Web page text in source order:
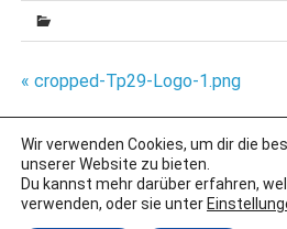
Beitragsnavigation
« cropped-Tp29-Logo-1.png
IMPRESSUM
Wir verwenden Cookies, um dir die
unserer Website zu bieten.
Du kannst mehr darüber erfahren,
verwenden, oder sie unter